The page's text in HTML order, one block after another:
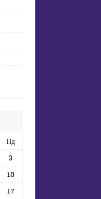
Нд
3
10
17